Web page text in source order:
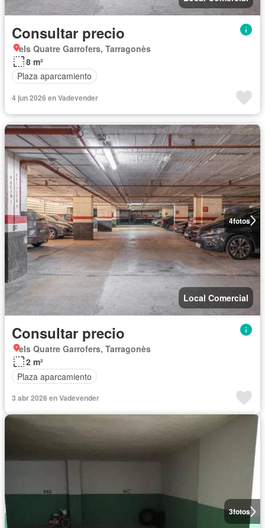
Consultar precio
els Quatre Garrofers, Tarragonès
8 m²
Plaza aparcamiento
4 jun 2026 en Vadevender
4fotos
Local Comercial
Consultar precio
els Quatre Garrofers, Tarragonès
2 m²
Plaza aparcamiento
3 abr 2026 en Vadevender
3fotos